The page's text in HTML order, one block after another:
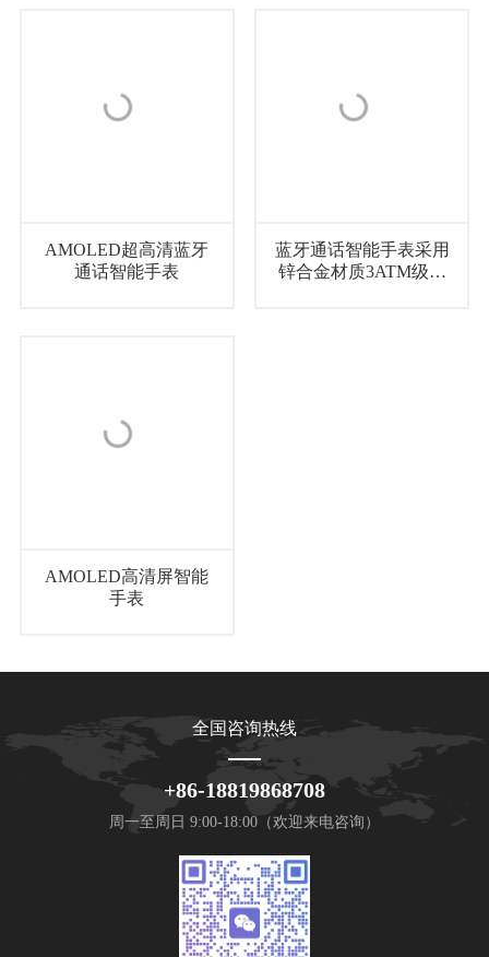
AMOLED超高清蓝牙
通话智能手表
蓝牙通话智能手表采用
锌合金材质3ATM级别
AMOLED高清屏智能
手表
全国咨询热线
+86-18819868708
周一至周日 9:00-18:00（欢迎来电咨询）